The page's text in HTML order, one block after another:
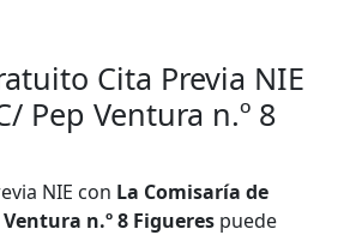
Cita Previa NIE
Pep Ventura n.º 8
NIE con La Comisaría de
n.º 8 Figueres puede